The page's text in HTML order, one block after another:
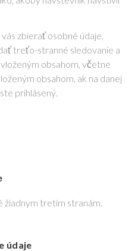
zbierať osobné údaje,
treťo-stranné sledovanie a
obsahom, včetne
obsahom, ak na danej
prihlásený.
žiadnym tretím stranám.
údaje